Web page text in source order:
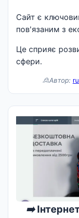
Сайт є
пов'язаним з
Це сприяє
сфери.
🙎Автор:
➡️